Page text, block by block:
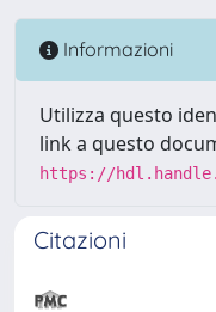
Informazioni
Utilizza questo
link a questo
https://
Citazioni